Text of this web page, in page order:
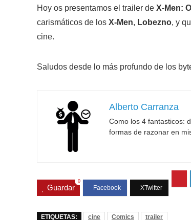
Hoy os presentamos el trailer de X-Men:
carismáticos de los X-Men, Lobezno, y
cine.
Saludos desde lo más profundo de los
Alberto Carranza
Como los 4 fantasticos:
formas de razonar en
Guardar
0
ETIQUETAS: cine Comics trailer